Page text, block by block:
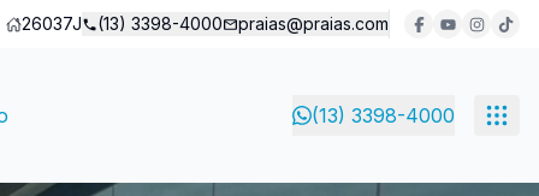
26037J (13) 3398-4000 praias@praias.com
(13) 3398-4000